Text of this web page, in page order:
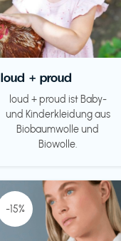
loud + proud
loud + proud ist Baby-
und Kinderkleidung aus
Biobaumwolle und
Biowolle.
-15%